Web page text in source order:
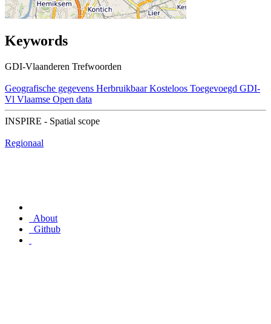
Keywords
GDI-Vlaanderen Trefwoorden
Geografische gegevens Herbruikbaar Kosteloos Toegevoegd GDI-
Vl Vlaamse Open data
INSPIRE - Spatial scope
Regionaal
About
Github